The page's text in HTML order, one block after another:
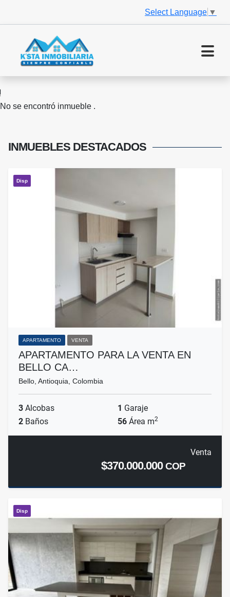
Select Language ▼
No se encontró inmueble .
INMUEBLES DESTACADOS
Disp
APARTAMENTO VENTA
APARTAMENTO PARA LA VENTA EN
BELLO CA…
Bello, Antioquia, Colombia
3 Alcobas 1 Garaje
2 Baños 56 Área m2
Venta
$370.000.000COP
Disp